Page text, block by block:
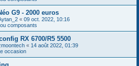
G9 - 2000 euros
« 09 oct. 2022, 10:16
composants
RX 6700/R5 5500
« 14 août 2022, 01:39
occasion